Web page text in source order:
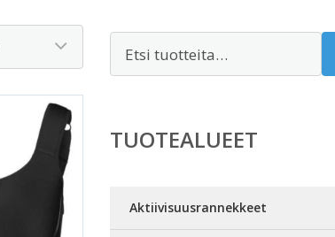
TUOTEALUEET
Aktiivisuusrannekkeet